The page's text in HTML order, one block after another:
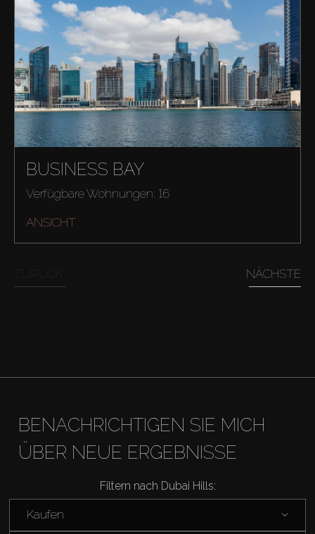
Kaufen
BUSINESS BAY
Verfügbare Wohnungen: 16
ANSICHT
NÄCHSTE
BENACHRICHTIGEN SIE MICH
ÜBER NEUE ERGEBNISSE
Filtern nach Dubai Hills:
Kaufen